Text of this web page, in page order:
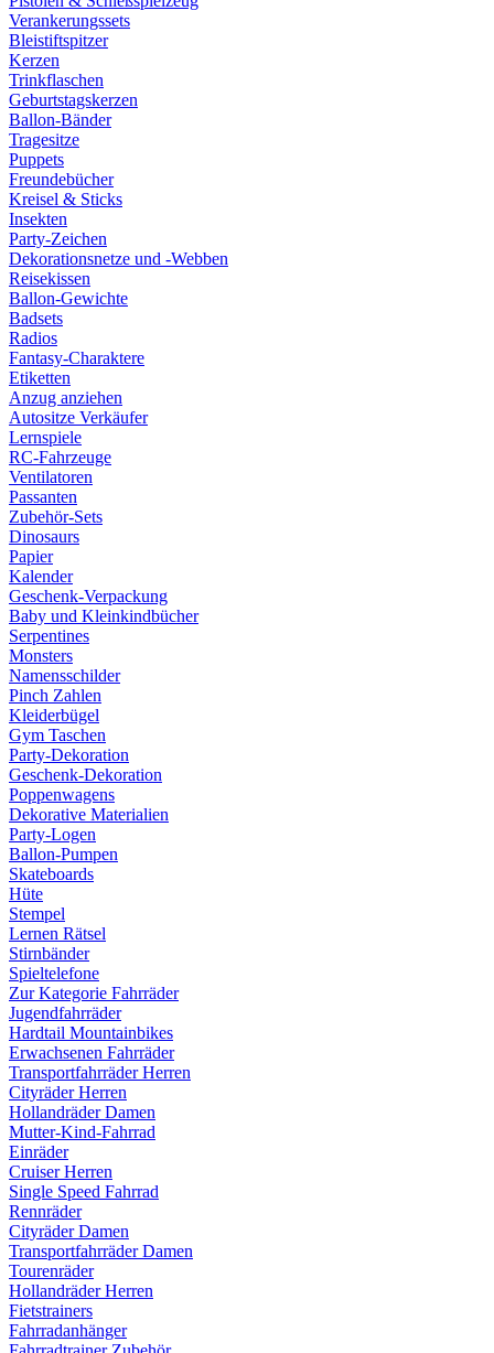
Verankerungssets
Bleistiftspitzer
Kerzen
Trinkflaschen
Geburtstagskerzen
Ballon-Bänder
Tragesitze
Puppets
Freundebücher
Kreisel & Sticks
Insekten
Party-Zeichen
Dekorationsnetze und -Webben
Reisekissen
Ballon-Gewichte
Badsets
Radios
Fantasy-Charaktere
Etiketten
Anzug anziehen
Autositze Verkäufer
Lernspiele
RC-Fahrzeuge
Ventilatoren
Passanten
Zubehör-Sets
Dinosaurs
Papier
Kalender
Geschenk-Verpackung
Baby und Kleinkindbücher
Serpentines
Monsters
Namensschilder
Pinch Zahlen
Kleiderbügel
Gym Taschen
Party-Dekoration
Geschenk-Dekoration
Poppenwagens
Dekorative Materialien
Party-Logen
Ballon-Pumpen
Skateboards
Hüte
Stempel
Lernen Rätsel
Stirnbänder
Spieltelefone
Zur Kategorie Fahrräder
Jugendfahrräder
Hardtail Mountainbikes
Erwachsenen Fahrräder
Transportfahrräder Herren
Cityräder Herren
Hollandräder Damen
Mutter-Kind-Fahrrad
Einräder
Cruiser Herren
Single Speed Fahrrad
Rennräder
Cityräder Damen
Transportfahrräder Damen
Tourenräder
Hollandräder Herren
Fietstrainers
Fahrradanhänger